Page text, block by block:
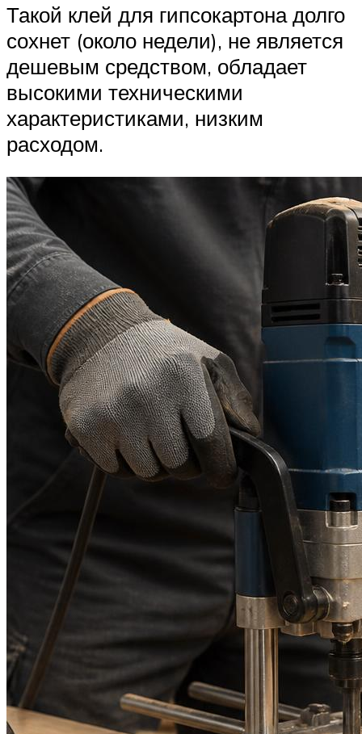
Такой клей для гипсокартона долго
сохнет (около недели), не является
дешевым средством, обладает
высокими техническими
характеристиками, низким
расходом.